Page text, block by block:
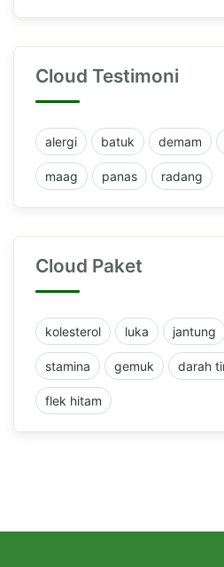
Cloud Testimoni
alergi batuk demam
maag panas radang
Cloud Paket
kolesterol luka jantung
stamina gemuk darah
flek hitam